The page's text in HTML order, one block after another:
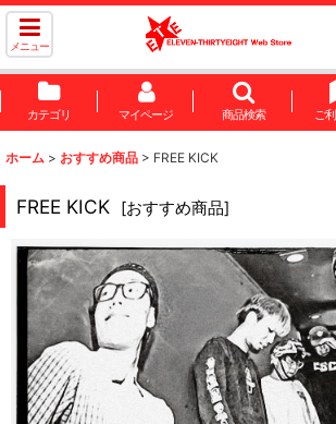
メニュー
カテゴリ マイページ 商品検索 ご
ホーム > おすすめ商品 > FREE KICK
FREE KICK [おすすめ商品]